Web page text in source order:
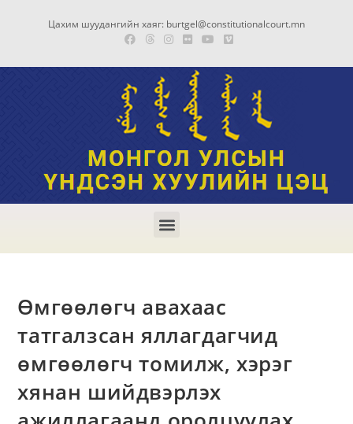
Цахим шуудангийн хаяг: burtgel@constitutionalcourt.mn
Өмгөөлөгч авахаас
татгалзсан яллагдагчид
өмгөөлөгч томилж, хэрэг
хянан шийдвэрлэх